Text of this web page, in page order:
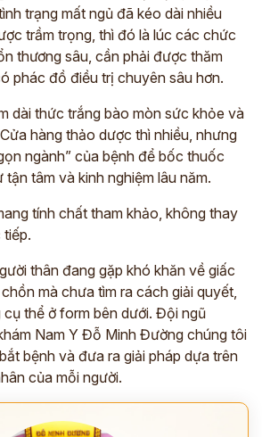
trạng mất ngủ đã kéo dài nhiều
trầm trọng, thì đó là lúc các chức
thương sâu, cần phải được thăm
phác đồ điều trị chuyên sâu hơn.
dài thức trắng bào mòn sức khỏe và
hàng thảo dược thì nhiều, nhưng
ngành” của bệnh để bốc thuốc
tâm và kinh nghiệm lâu năm.
tính chất tham khảo, không thay
thân đang gặp khó khăn về giấc
mà chưa tìm ra cách giải quyết,
cụ thể ở form bên dưới. Đội ngũ
Nam Y Đỗ Minh Đường chúng tôi
bệnh và đưa ra giải pháp dựa trên
của mỗi người.